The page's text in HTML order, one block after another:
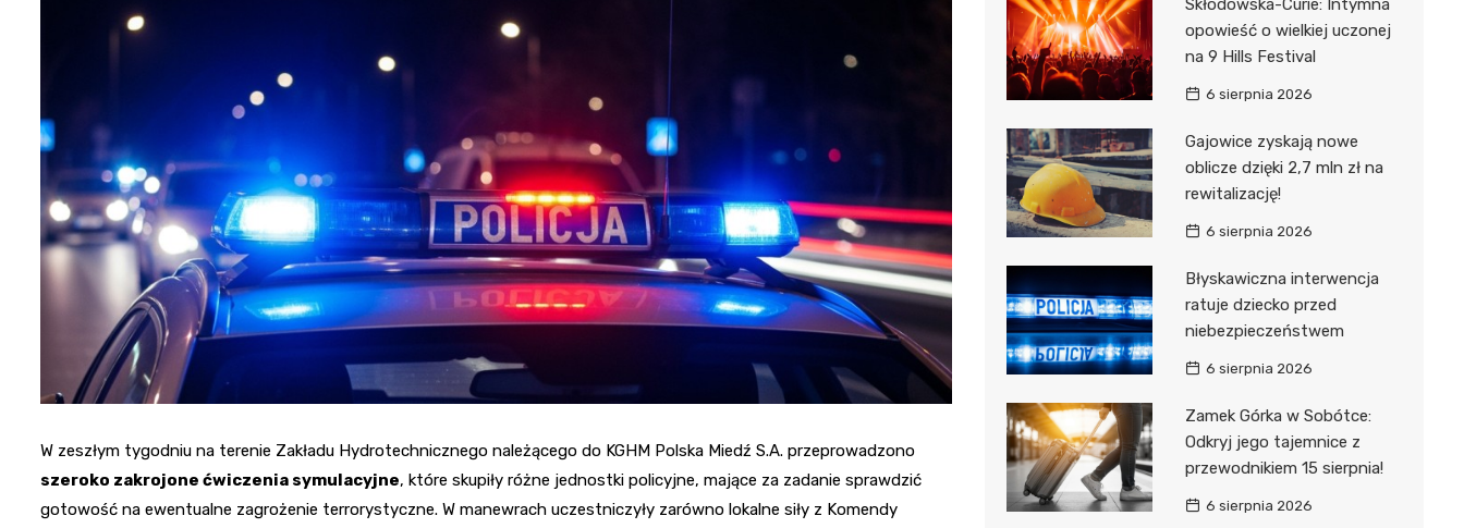
Kino
W zeszłym tygodniu na terenie Zakładu Hydrotechnicznego należącego do KGHM Polska Miedź S.A. przeprowadzono
szeroko zakrojone ćwiczenia symulacyjne, które skupiły różne jednostki policyjne, mające za zadanie sprawdzić
gotowość na ewentualne zagrożenie terrorystyczne. W manewrach uczestniczyły zarówno lokalne siły z Komendy
Skłodowska-Curie: Intymna
opowieść o wielkiej uczonej
na 9 Hills Festival
6 sierpnia 2026
Gajowice zyskają nowe
oblicze dzięki 2,7 mln zł na
rewitalizację!
6 sierpnia 2026
Błyskawiczna interwencja
ratuje dziecko przed
niebezpieczeństwem
6 sierpnia 2026
Zamek Górka w Sobótce:
Odkryj jego tajemnice z
przewodnikiem 15 sierpnia!
6 sierpnia 2026